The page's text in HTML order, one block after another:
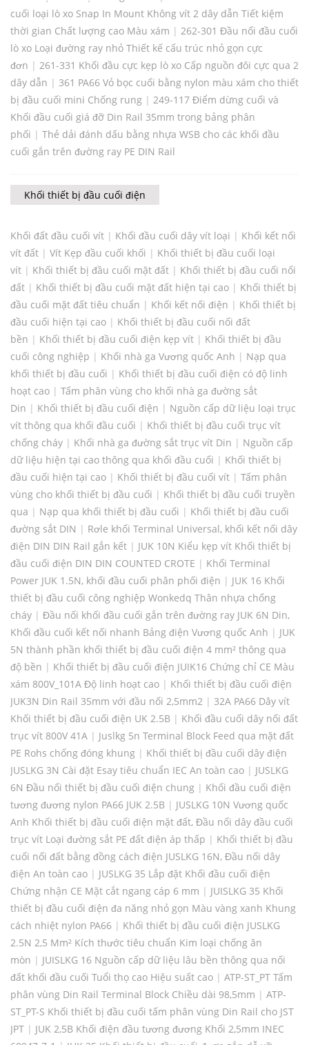
cuối loại lò xo Snap In Mount Không vít 2 dây dẫn Tiết kiệm
thời gian Chất lượng cao Màu xám | 262-301 Đầu nối đầu cuối
lò xo Loại đường ray nhỏ Thiết kế cấu trúc nhỏ gọn cực
đơn | 261-331 Khối đầu cực kẹp lò xo Cấp nguồn đôi cực qua 2
dây dẫn | 361 PA66 Vỏ bọc cuối bằng nylon màu xám cho thiết
bị đầu cuối mini Chống rung | 249-117 Điểm dừng cuối và
Khối đầu cuối giá đỡ Din Rail 35mm trong bảng phân
phối | Thẻ dải đánh dấu bằng nhựa WSB cho các khối đầu
cuối gắn trên đường ray PE DIN Rail
Khối thiết bị đầu cuối điện
Khối đất đầu cuối vít | Khối đầu cuối dây vít loại | Khối kết nối
vít đất | Vít Kẹp đầu cuối khối | Khối thiết bị đầu cuối loại
vít | Khối thiết bị đầu cuối mặt đất | Khối thiết bị đầu cuối nối
đất | Khối thiết bị đầu cuối mặt đất hiện tại cao | Khối thiết bị
đầu cuối mặt đất tiêu chuẩn | Khối kết nối điện | Khối thiết bị
đầu cuối hiện tại cao | Khối thiết bị đầu cuối nối đất
bền | Khối thiết bị đầu cuối điện kẹp vít | Khối thiết bị đầu
cuối công nghiệp | Khối nhà ga Vương quốc Anh | Nạp qua
khối thiết bị đầu cuối | Khối thiết bị đầu cuối điện có độ linh
hoạt cao | Tấm phân vùng cho khối nhà ga đường sắt
Din | Khối thiết bị đầu cuối điện | Nguồn cấp dữ liệu loại trục
vít thông qua khối đầu cuối | Khối thiết bị đầu cuối trục vít
chống cháy | Khối nhà ga đường sắt trục vít Din | Nguồn cấp
dữ liệu hiện tại cao thông qua khối đầu cuối | Khối thiết bị
đầu cuối hiện tại cao | Khối thiết bị đầu cuối vít | Tấm phân
vùng cho khối thiết bị đầu cuối | Khối thiết bị đầu cuối truyền
qua | Nạp qua khối thiết bị đầu cuối | Khối thiết bị đầu cuối
đường sắt DIN | Rơle khối Terminal Universal, khối kết nối dây
điện DIN DIN Rail gắn kết | JUK 10N Kiểu kẹp vít Khối thiết bị
đầu cuối điện DIN DIN COUNTED CROTE | Khối Terminal
Power JUK 1.5N, khối đầu cuối phân phối điện | JUK 16 Khối
thiết bị đầu cuối công nghiệp Wonkedq Thân nhựa chống
cháy | Đầu nối khối đầu cuối gắn trên đường ray JUK 6N Din,
Khối đầu cuối kết nối nhanh Bảng điện Vương quốc Anh | JUK
5N thành phần khối thiết bị đầu cuối điện 4 mm² thông qua
độ bền | Khối thiết bị đầu cuối điện JUIK16 Chứng chỉ CE Màu
xám 800V_101A Độ linh hoạt cao | Khối thiết bị đầu cuối điện
JUK3N Din Rail 35mm với đầu nối 2,5mm2 | 32A PA66 Dây vít
Khối thiết bị đầu cuối điện UK 2.5B | Khối đầu cuối dây nối đất
trục vít 800V 41A | Juslkg 5n Terminal Block Feed qua mặt đất
PE Rohs chống đóng khung | Khối thiết bị đầu cuối dây điện
JUSLKG 3N Cài đặt Esay tiêu chuẩn IEC An toàn cao | JUSLKG
6N Đầu nối thiết bị đầu cuối điện chung | Khối đầu cuối điện
tương đương nylon PA66 JUK 2.5B | JUSLKG 10N Vương quốc
Anh Khối thiết bị đầu cuối điện mặt đất, Đầu nối dây đầu cuối
trục vít Loại đường sắt PE đất điện áp thấp | Khối thiết bị đầu
cuối nối đất bằng đồng cách điện JUSLKG 16N, Đầu nối dây
điện An toàn cao | JUSLKG 35 Lắp đặt Khối đầu cuối điện
Chứng nhận CE Mặt cắt ngang cáp 6 mm | JUISLKG 35 Khối
thiết bị đầu cuối điện đa năng nhỏ gọn Màu vàng xanh Khung
cách nhiệt nylon PA66 | Khối thiết bị đầu cuối điện JUSLKG
2.5N 2,5 Mm² Kích thước tiêu chuẩn Kim loại chống ăn
mòn | JUISLKG 16 Nguồn cấp dữ liệu lâu bền thông qua nối
đất khối đầu cuối Tuổi thọ cao Hiệu suất cao | ATP-ST_PT Tấm
phân vùng Din Rail Terminal Block Chiều dài 98,5mm | ATP-
ST_PT-S Khối thiết bị đầu cuối tấm phân vùng Din Rail cho JST
JPT | JUK 2,5B Khối điện đầu tương đương Khối 2,5mm INEC